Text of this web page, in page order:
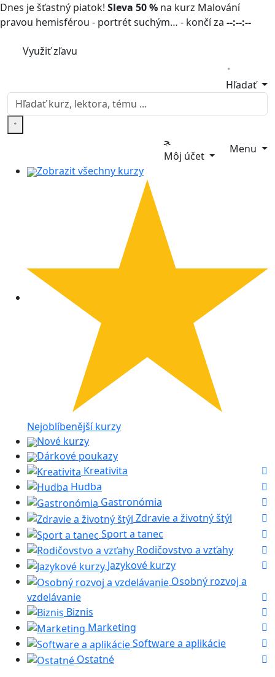
Dnes je šťastný piatok! Sleva 50 % na kurz Malování
pravou hemisférou - portrét suchým… - končí za --:--:--
Využiť zľavu
Hľadať
Môj účet
Menu
Zobrazit všechny kurzy
Nejoblíbenější kurzy
Nové kurzy
Dárkové poukazy
Kreativita
Hudba
Gastronómia
Zdravie a životný štýl
Sport a tanec
Rodičovstvo a vzťahy
Jazykové kurzy
Osobný rozvoj a
vzdelávanie
Biznis
Marketing
Software a aplikácie
Ostatné